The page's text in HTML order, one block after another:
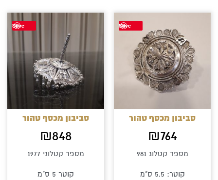
Save
סביבון מכסף טהור
₪764
מספר קטלוג 981
קוטר: 5.5 ס"מ
Save
סביבון מכסף טהור
₪848
מספר קטלוגי 1977
קוטר 5 ס"מ